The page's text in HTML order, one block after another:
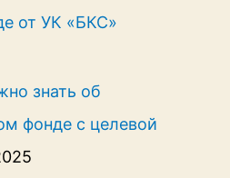
от УК «БКС»
знать об
фонде с целевой